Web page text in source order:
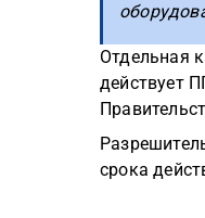
Отдельная
действует
срока